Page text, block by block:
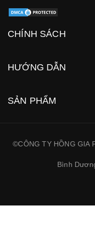
CHÍNH SÁCH
HƯỚNG DẪN
SẢN PHẨM
©CÔNG TY HỒNG GIA
Bình